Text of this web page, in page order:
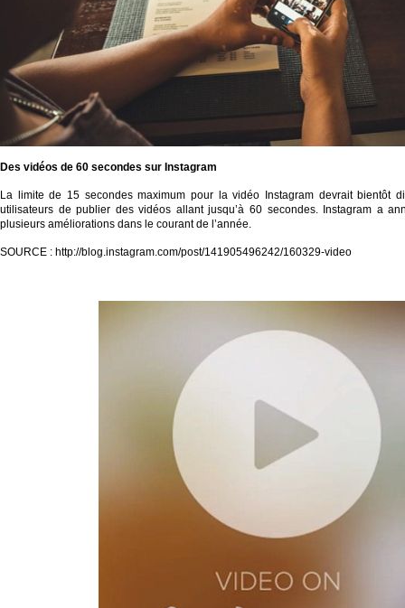
Des vidéos de 60 secondes sur Instagram
La limite de 15 secondes maximum pour la vidéo Instagram devrait bientôt
utilisateurs de publier des vidéos allant jusqu’à 60 secondes. Instagram a
plusieurs améliorations dans le courant de l’année.
SOURCE : http://blog.instagram.com/post/141905496242/160329-video